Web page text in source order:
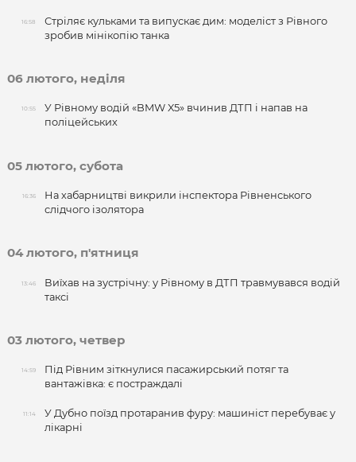
16:58
Стріляє кульками та випускає дим: моделіст з Рівного
зробив мінікопію танка
06 лютого, неділя
10:55
У Рівному водій «BMW X5» вчинив ДТП і напав на
поліцейських
05 лютого, субота
16:36
На хабарництві викрили інспектора Рівненського
слідчого ізолятора
04 лютого, п'ятниця
13:46
Виїхав на зустрічну: у Рівному в ДТП травмувався водій
таксі
03 лютого, четвер
14:59
Під Рівним зіткнулися пасажирський потяг та
вантажівка: є постраждалі
11:14
У Дубно поїзд протаранив фуру: машиніст перебуває у
лікарні